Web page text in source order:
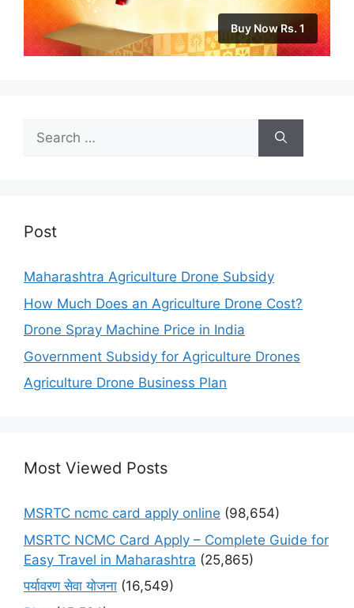
Buy Now Rs. 1
Search
for:
Post
Maharashtra Agriculture Drone Subsidy
How Much Does an Agriculture Drone Cost?
Drone Spray Machine Price in India
Government Subsidy for Agriculture Drones
Agriculture Drone Business Plan
Most Viewed Posts
MSRTC ncmc card apply online (98,654)
MSRTC NCMC Card Apply – Complete Guide for
Easy Travel in Maharashtra (25,865)
पर्यावरण सेवा योजना (16,549)